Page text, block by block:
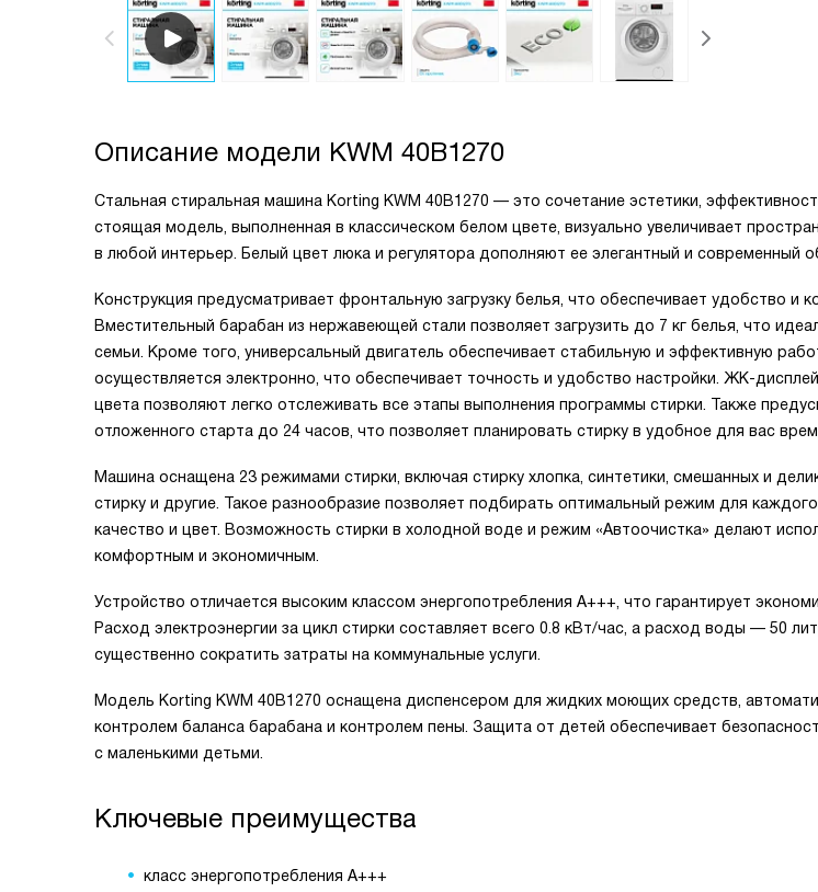
Описание модели KWM 40B1270
Стальная стиральная машина Korting KWM 40B1270 — это сочетание эстетики,
стоящая модель, выполненная в классическом белом цвете, визуально увеличивает
в любой интерьер. Белый цвет люка и регулятора дополняют ее элегантный и современный
Конструкция предусматривает фронтальную загрузку белья, что обеспечивает удобство и
Вместительный барабан из нержавеющей стали позволяет загрузить до 7 кг белья, что
семьи. Кроме того, универсальный двигатель обеспечивает стабильную и эффективную
осуществляется электронно, что обеспечивает точность и удобство настройки. ЖК-
цвета позволяют легко отслеживать все этапы выполнения программы стирки. Также
отложенного старта до 24 часов, что позволяет планировать стирку в удобное для вас
Машина оснащена 23 режимами стирки, включая стирку хлопка, синтетики, смешанных и
стирку и другие. Такое разнообразие позволяет подбирать оптимальный режим для
качество и цвет. Возможность стирки в холодной воде и режим «Автоочистка» делают
комфортным и экономичным.
Устройство отличается высоким классом энергопотребления A+++, что гарантирует
Расход электроэнергии за цикл стирки составляет всего 0.8 кВт/час, а расход воды — 50
существенно сократить затраты на коммунальные услуги.
Модель Korting KWM 40B1270 оснащена диспенсером для жидких моющих средств,
контролем баланса барабана и контролем пены. Защита от детей обеспечивает
с маленькими детьми.
Ключевые преимущества
класс энергопотребления A+++